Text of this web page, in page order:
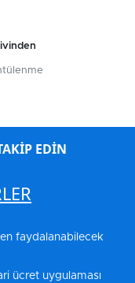
EDİN
faydalanabilecek
ücret uygulaması